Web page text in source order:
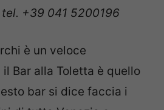
tel. +39 041 5200196
è un veloce
Bar alla Toletta è quello
bar si dice faccia i